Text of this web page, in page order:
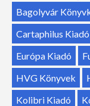
Bagolyvár
Cartaphilus Kiadó
Európa Kiadó
HVG Könyvek
Kolibri Kiadó